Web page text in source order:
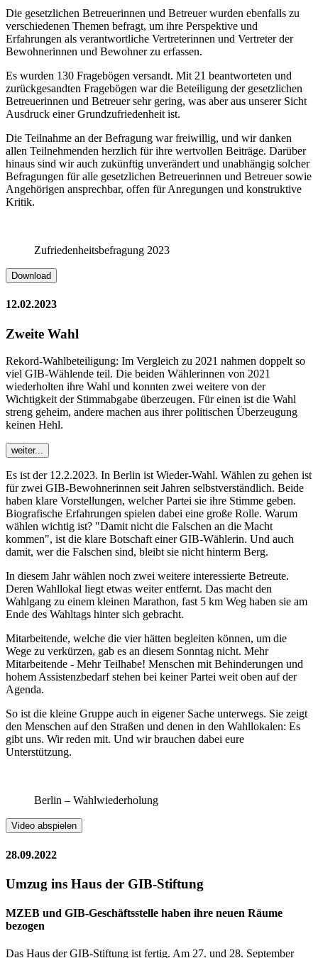
Die gesetzlichen Betreuerinnen und Betreuer wurden ebenfalls zu
verschiedenen Themen befragt, um ihre Perspektive und
Erfahrungen als verantwortliche Vertreterinnen und Vertreter der
Bewohnerinnen und Bewohner zu erfassen.
Es wurden 130 Fragebögen versandt. Mit 21 beantworteten und
zurückgesandten Fragebögen war die Beteiligung der gesetzlichen
Betreuerinnen und Betreuer sehr gering, was aber aus unserer Sicht
Ausdruck einer Grundzufriedenheit ist.
Die Teilnahme an der Befragung war freiwillig, und wir danken
allen Teilnehmenden herzlich für ihre wertvollen Beiträge. Darüber
hinaus sind wir auch zukünftig unverändert und unabhängig solcher
Befragungen für alle gesetzlichen Betreuerinnen und Betreuer sowie
Angehörigen ansprechbar, offen für Anregungen und konstruktive
Kritik.
Zufriedenheitsbefragung 2023
Download
12.02.2023
Zweite Wahl
Rekord-Wahlbeteiligung: Im Vergleich zu 2021 nahmen doppelt so
viel GIB-Wählende teil. Die beiden Wählerinnen von 2021
wiederholten ihre Wahl und konnten zwei weitere von der
Wichtigkeit der Stimmabgabe überzeugen. Für einen ist die Wahl
streng geheim, andere machen aus ihrer politischen Überzeugung
keinen Hehl.
weiter...
Es ist der 12.2.2023. In Berlin ist Wieder-Wahl. Wählen zu gehen ist
für zwei GIB-Bewohnerinnen seit Jahren selbstverständlich. Beide
haben klare Vorstellungen, welcher Partei sie ihre Stimme geben.
Biografische Erfahrungen spielen dabei eine große Rolle. Warum
wählen wichtig ist? "Damit nicht die Falschen an die Macht
kommen", ist die klare Botschaft einer GIB-Wählerin. Und auch
damit, wer die Falschen sind, bleibt sie nicht hinterm Berg.
In diesem Jahr wählen noch zwei weitere interessierte Betreute.
Deren Wahllokal liegt etwas weiter entfernt. Das macht den
Wahlgang zu einem kleinen Marathon, fast 5 km Weg haben sie am
Ende des Wahltags hinter sich gebracht.
Mitarbeitende, welche die vier hätten begleiten können, um die
Wege zu verkürzen, gab es an diesem Sonntag nicht. Mehr
Mitarbeitende - Mehr Teilhabe! Menschen mit Behinderungen und
hohem Assistenzbedarf stehen bei keiner Partei weit oben auf der
Agenda.
So ist die kleine Gruppe auch in eigener Sache unterwegs. Sie zeigt
den Menschen auf den Straßen und denen in den Wahllokalen: Es
gibt uns. Wir reden mit. Und wir brauchen dabei eure
Unterstützung.
Berlin – Wahlwiederholung
Video abspielen
28.09.2022
Umzug ins Haus der GIB-Stiftung
MZEB und GIB-Geschäftsstelle haben ihre neuen Räume
bezogen
Das Haus der GIB-Stiftung ist fertig. Am 27. und 28. September